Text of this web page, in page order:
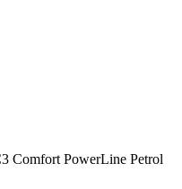
Comfort PowerLine Petrol